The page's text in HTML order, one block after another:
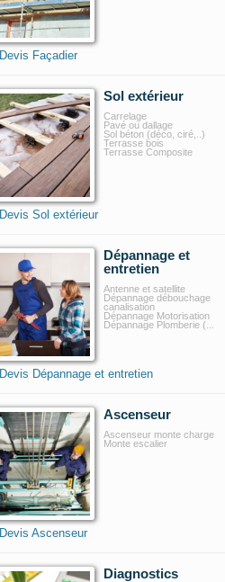
Devis Façadier
Sol extérieur
Carrelage
Pavé ou dallage
Sol béton (déco, ciré,..)
Terrasse bois
Terrasse Composite
Devis Sol extérieur
Dépannage et
entretien
Antenne et satellite
Dépannage débouchage
canalisation
Dépannage Motorisation
Dépannage Plomberie (...
Devis Dépannage et entretien
Ascenseur
Ascenseur monte charge
Monte escalier
Devis Ascenseur
Diagnostics